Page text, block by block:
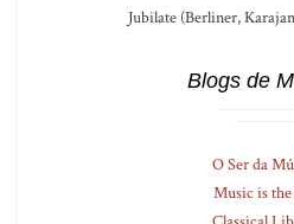
Jubilate (Berliner,
Blogs de
O Ser da
Music is